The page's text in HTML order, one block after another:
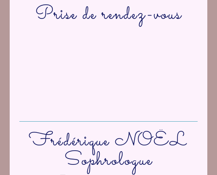
Frédérique NOËL
Sophrologue
Prise de rendez-vous